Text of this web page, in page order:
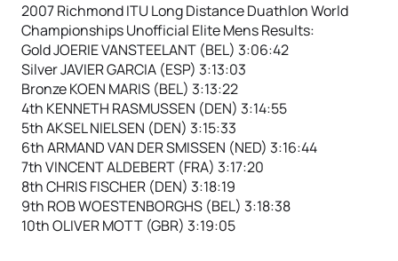
2007 Richmond ITU Long Distance Duathlon World
Championships Unofficial Elite Mens Results:
Gold JOERIE VANSTEELANT (BEL) 3:06:42
Silver JAVIER GARCIA (ESP) 3:13:03
Bronze KOEN MARIS (BEL) 3:13:22
4th KENNETH RASMUSSEN (DEN) 3:14:55
5th AKSEL NIELSEN (DEN) 3:15:33
6th ARMAND VAN DER SMISSEN (NED) 3:16:44
7th VINCENT ALDEBERT (FRA) 3:17:20
8th CHRIS FISCHER (DEN) 3:18:19
9th ROB WOESTENBORGHS (BEL) 3:18:38
10th OLIVER MOTT (GBR) 3:19:05